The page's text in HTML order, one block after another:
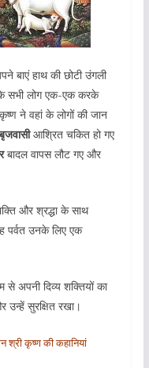
बाएं हाथ की छोटी उंगली
के सभी लोग एक-एक करके
ने वहां के लोगों की जान
आश्रित चकित हो गए
बादल वापस लौट गए और
और श्रद्धा के साथ
पर्वत उनके लिए एक
से अपनी दिव्य शक्तियों का
सुरक्षित रखा।
कृष्ण की कहानियां